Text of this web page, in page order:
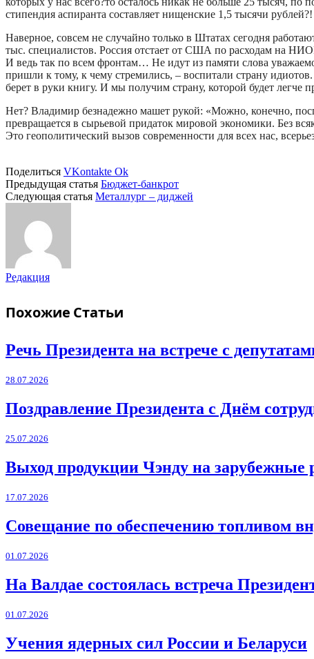
стипендия аспиранта составляет нищенские 1,5 тысячи рублей?!
Наверное, совсем не случайно только в Штатах сегодня
тыс. специалистов. Россия отстает от США по расходам на
И ведь так по всем фронтам… Не идут из памяти слова
пришли к тому, к чему стремились, – воспитали страну идиотов.
берет в руки книгу. И мы получим страну, которой будет легче
Нет? Владимир безнадежно машет рукой: «Можно, конечно,
превращается в сырьевой придаток мировой экономики. Без
Это геополитический вызов современности для всех нас,
Поделиться VKontakte Ok
Предыдущая статья Бюджет-банкрот
Следующая статья Металлург – диджей
Редакция
Похожие Статьи
Речь Президента на встрече с
28.07.2026
Поздравление Президента с Днём
25.07.2026
Выход продукции Чэнду на зарубежные
17.07.2026
Совещание по обеспечению топливом
01.07.2026
На Валдае состоялась встреча
01.07.2026
Учения ядерных сил России и Беларуси